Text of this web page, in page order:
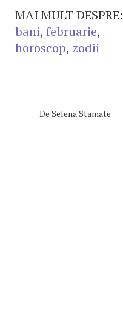
MAI MULT DESPRE:
bani, februarie,
horoscop, zodii
De Selena Stamate